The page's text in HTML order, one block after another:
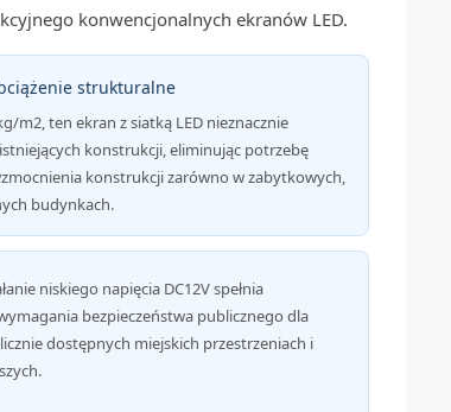
konwencjonalnych ekranów LED.
strukturalne
m2, ten ekran z siatką LED nieznacznie
konstrukcji, eliminując potrzebę
konstrukcji zarówno w zabytkowych,
budynkach.
niskiego napięcia DC12V spełnia
bezpieczeństwa publicznego dla
dostępnych miejskich przestrzeniach i